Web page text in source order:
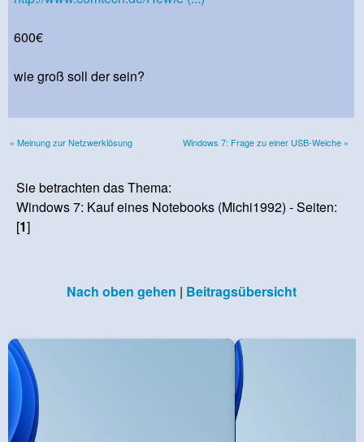
600€
wie groß soll der sein?
« Meinung zur Netzwerklösung Windows 7: Frage zu einer USB-Weiche »
Sie betrachten das Thema:
Windows 7: Kauf eines Notebooks (Michi1992) - Seiten:
[1]
Nach oben gehen | Beitragsübersicht